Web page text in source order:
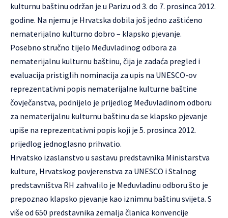
kulturnu baštinu održan je u Parizu od 3. do 7. prosinca 2012.
godine. Na njemu je Hrvatska dobila još jedno zaštićeno
nematerijalno kulturno dobro – klapsko pjevanje.
Posebno stručno tijelo Međuvladinog odbora za
nematerijalnu kulturnu baštinu, čija je zadaća pregled i
evaluacija pristiglih nominacija za upis na UNESCO-ov
reprezentativni popis nematerijalne kulturne baštine
čovječanstva, podnijelo je prijedlog Međuvladinom odboru
za nematerijalnu kulturnu baštinu da se klapsko pjevanje
upiše na reprezentativni popis koji je 5. prosinca 2012.
prijedlog jednoglasno prihvatio.
Hrvatsko izaslanstvo u sastavu predstavnika Ministarstva
kulture, Hrvatskog povjerenstva za UNESCO i Stalnog
predstavništva RH zahvalilo je Međuvladinu odboru što je
prepoznao klapsko pjevanje kao iznimnu baštinu svijeta. S
više od 650 predstavnika zemalja članica konvencije